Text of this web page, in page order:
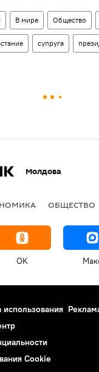
В мире Общество
супруга
Молдова
ОБЩЕСТВО
OK
использования
Cookie